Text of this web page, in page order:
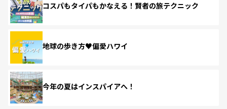
コスパもタイパもかなえる！賢者の旅テクニック
地球の歩き方♥偏愛ハワイ
今年の夏はインスパイアへ！